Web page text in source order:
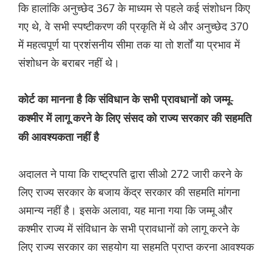
कि हालांकि अनुच्छेद 367 के माध्यम से पहले कई संशोधन किए
गए थे, वे सभी स्पष्टीकरण की प्रकृति में थे और अनुच्छेद 370
में महत्वपूर्ण या प्रशंसनीय सीमा तक या तो शर्तों या प्रभाव में
संशोधन के बराबर नहीं थे।
कोर्ट का मानना है कि संविधान के सभी प्रावधानों को जम्मू-
कश्मीर में लागू करने के लिए संसद को राज्य सरकार की सहमति
की आवश्यकता नहीं है
अदालत ने पाया कि राष्ट्रपति द्वारा सीओ 272 जारी करने के
लिए राज्य सरकार के बजाय केंद्र सरकार की सहमति मांगना
अमान्य नहीं है। इसके अलावा, यह माना गया कि जम्मू और
कश्मीर राज्य में संविधान के सभी प्रावधानों को लागू करने के
लिए राज्य सरकार का सहयोग या सहमति प्राप्त करना आवश्यक